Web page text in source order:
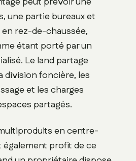
une partie bureaux et
rez-de-chaussée,
étant porté par un
Le land partage
division foncière, les
et les charges
partagés.
en centre-
profit de ce